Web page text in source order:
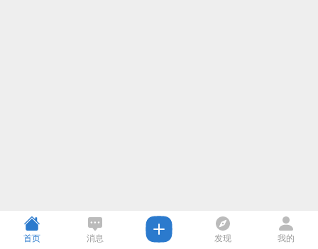
首页 消息 发现 我的